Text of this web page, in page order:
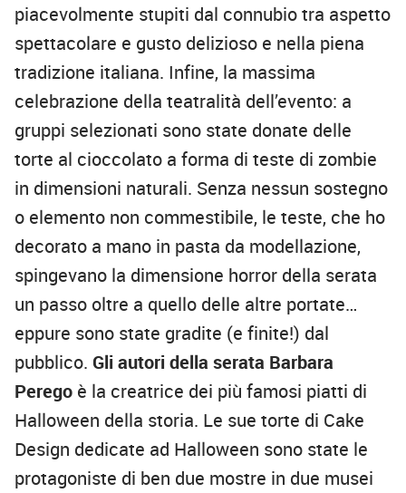
piacevolmente stupiti dal connubio tra aspetto
spettacolare e gusto delizioso e nella piena
tradizione italiana. Infine, la massima
celebrazione della teatralità dell’evento: a
gruppi selezionati sono state donate delle
torte al cioccolato a forma di teste di zombie
in dimensioni naturali. Senza nessun sostegno
o elemento non commestibile, le teste, che ho
decorato a mano in pasta da modellazione,
spingevano la dimensione horror della serata
un passo oltre a quello delle altre portate…
eppure sono state gradite (e finite!) dal
pubblico. Gli autori della serata Barbara
Perego è la creatrice dei più famosi piatti di
Halloween della storia. Le sue torte di Cake
Design dedicate ad Halloween sono state le
protagoniste di ben due mostre in due musei